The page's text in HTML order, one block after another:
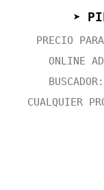
➤
PRECIO
ONLINE
CUALQUIER